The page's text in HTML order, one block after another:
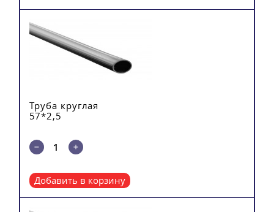
Труба круглая
57*2,5
Добавить в корзину